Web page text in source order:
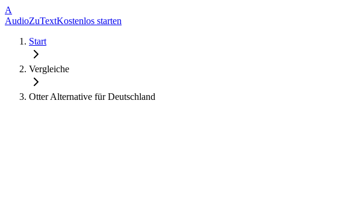
A
AudioZuTextKostenlos starten
Start
Vergleiche
Otter Alternative für Deutschland